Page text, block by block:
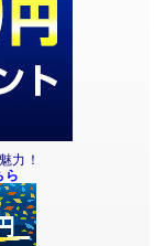
力！
ら